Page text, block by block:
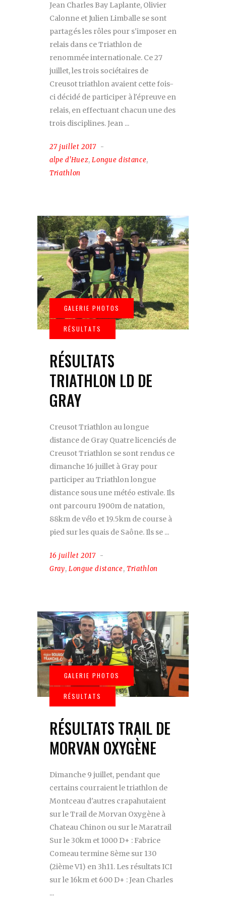
Jean Charles Bay Laplante, Olivier
Calonne et Julien Limballe se sont
partagés les rôles pour s'imposer en
relais dans ce Triathlon de
renommée internationale. Ce 27
juillet, les trois sociétaires de
Creusot triathlon avaient cette fois-
ci décidé de participer à l'épreuve en
relais, en effectuant chacun une des
trois disciplines. Jean
27 juillet 2017
alpe d'Huez,Longue distance,
Triathlon
RÉSULTATS
TRIATHLON LD DE
GRAY
Creusot Triathlon au longue
distance de Gray Quatre licenciés de
Creusot Triathlon se sont rendus ce
dimanche 16 juillet à Gray pour
participer au Triathlon longue
distance sous une météo estivale. Ils
ont parcouru 1900m de natation,
88km de vélo et 19.5km de course à
pied sur les quais de Saône. Ils se
16 juillet 2017
Gray, Longue distance, Triathlon
RÉSULTATS TRAIL DE
MORVAN OXYGÈNE
Dimanche 9 juillet, pendant que
certains courraient le triathlon de
Montceau d'autres crapahutaient
sur le Trail de Morvan Oxygène à
Chateau Chinon ou sur le Maratrail
Sur le 30km et 1000 D+ : Fabrice
Comeau termine 8ème sur 130
(2ième V1) en 3h11. Les résultats ICI
sur le 16km et 600 D+ : Jean Charles